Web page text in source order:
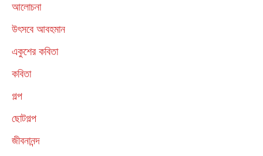
আলোচনা
উৎসবে আবহমান
একুশের কবিতা
কবিতা
গল্প
ছোটগল্প
জীবনানন্দ